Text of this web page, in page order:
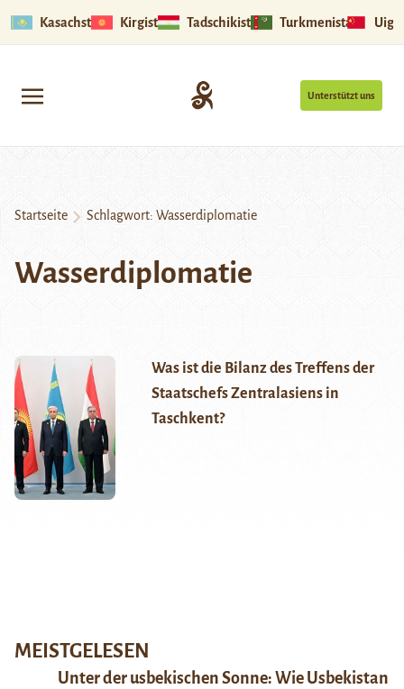
Kasachstan Kirgistan Tadschikistan Turkmenistan
Unterstützt uns
Startseite Schlagwort: Wasserdiplomatie
Wasserdiplomatie
Was ist die Bilanz des Treffens der
Staatschefs Zentralasiens in
Taschkent?
MEISTGELESEN
Unter der usbekischen Sonne: Wie Usbekistan